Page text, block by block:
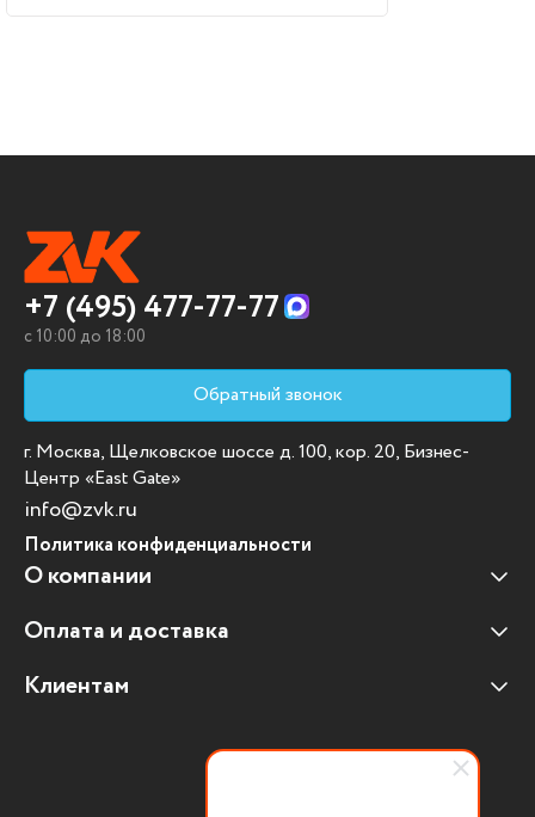
+7 (495) 477-77-77
c 10:00 до 18:00
Обратный звонок
г. Москва, Щелковское шоссе д. 100, кор. 20, Бизнес-
Центр «East Gate»
info@zvk.ru
Политика конфиденциальности
О компании
Наши клиенты
Отзывы клиентов
Оплата и доставка
Оплата и доставка
Клиентам